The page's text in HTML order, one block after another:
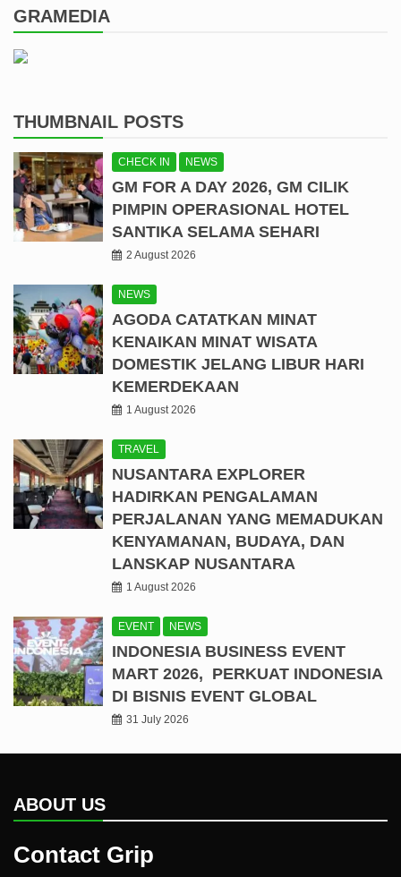
GRAMEDIA
THUMBNAIL POSTS
CHECK IN NEWS
GM FOR A DAY 2026, GM CILIK
PIMPIN OPERASIONAL HOTEL
SANTIKA SELAMA SEHARI
2 August 2026
NEWS
AGODA CATATKAN MINAT
KENAIKAN MINAT WISATA
DOMESTIK JELANG LIBUR HARI
KEMERDEKAAN
1 August 2026
TRAVEL
NUSANTARA EXPLORER
HADIRKAN PENGALAMAN
PERJALANAN YANG MEMADUKAN
KENYAMANAN, BUDAYA, DAN
LANSKAP NUSANTARA
1 August 2026
EVENT NEWS
INDONESIA BUSINESS EVENT
MART 2026, PERKUAT INDONESIA
DI BISNIS EVENT GLOBAL
31 July 2026
ABOUT US
Contact Grip